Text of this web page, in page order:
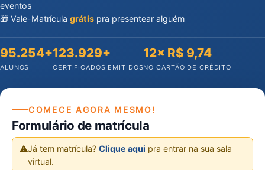
eventos
🎁 Vale-Matrícula grátis pra presentear alguém
95.254+
ALUNOS
123.929+
CERTIFICADOS EMITIDOS
12× R$ 9,74
NO CARTÃO DE CRÉDITO
COMECE AGORA MESMO!
Formulário de matrícula
⚠️Já tem matrícula? Clique aqui pra entrar na sua sala
virtual.